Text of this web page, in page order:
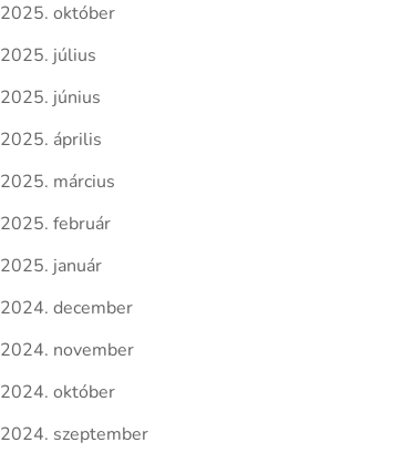
2025. október
2025. július
2025. június
2025. április
2025. március
2025. február
2025. január
2024. december
2024. november
2024. október
2024. szeptember